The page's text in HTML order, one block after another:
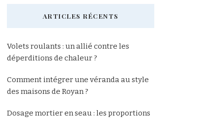
ARTICLES RÉCENTS
Volets roulants : un allié contre les
déperditions de chaleur ?
Comment intégrer une véranda au style
des maisons de Royan ?
Dosage mortier en seau : les proportions